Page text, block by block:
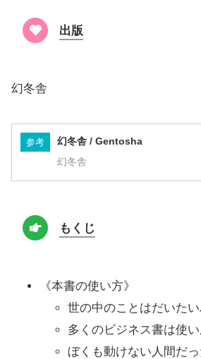
出版
幻冬舎
参考 幻冬舎 / Gentosha
幻冬舎
もくじ
《本書の使い方》
世の中のことはだいた
多くのビジネス書は使
ぼくも動けない人間だっ